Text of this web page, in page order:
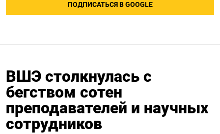
ПОДПИСАТЬСЯ В GOOGLE
ВШЭ столкнулась с
бегством сотен
преподавателей и научных
сотрудников